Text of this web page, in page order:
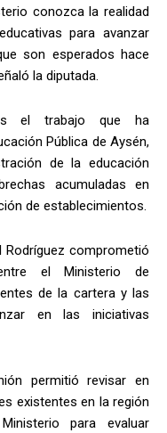
conozca la realidad
para avanzar
son esperados hace
la diputada.
el trabajo que ha
Pública de Aysén,
de la educación
acumuladas en
de establecimientos.
Rodríguez comprometió
el Ministerio de
de la cartera y las
en las iniciativas
permitió revisar en
existentes en la región
para evaluar